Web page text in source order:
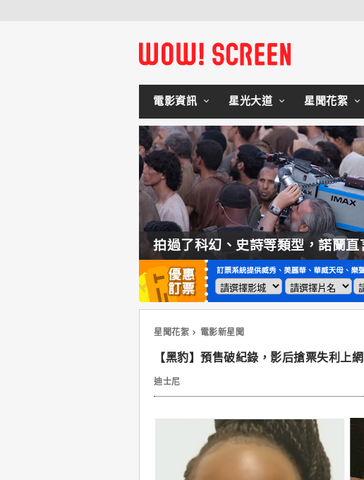
電影資訊 星光大道 星聞花絮
拍過了科幻、史詩等類型，諾蘭直
星聞花絮 電影新星聞
【黑豹】預售破紀錄，影后搶票失利上
迪士尼